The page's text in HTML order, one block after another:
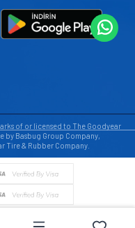
of or licensed to The Goodyear
by Basbug Group Company,
Tire & Rubber Company.